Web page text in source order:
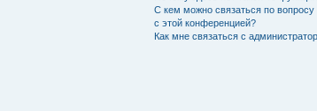
С кем можно связаться по вопросу
с этой конференцией?
Как мне связаться с